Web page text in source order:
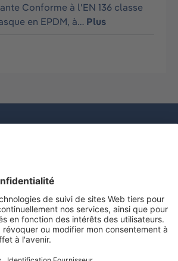
Conforme à l'EN 136 classe
en EPDM, à… Plus
Dräger
les produits